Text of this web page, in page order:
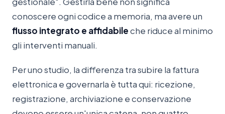
conoscere ogni codice a memoria, ma avere un
flusso integrato e affidabileche riduce al minimo
gli interventi manuali.
Per uno studio, la differenza tra subire la fattura
elettronica e governarla è tutta qui: ricezione,
registrazione, archiviazione e conservazione